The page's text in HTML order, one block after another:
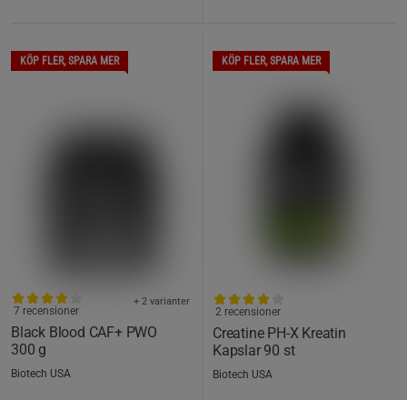
KÖP FLER, SPARA MER
Black Blood CAF+ PWO
300 g
+ 2 varianter
7 recensioner
Biotech USA
KÖP FLER, SPARA MER
Creatine PH-X Kreatin
Kapslar 90 st
2 recensioner
Biotech USA